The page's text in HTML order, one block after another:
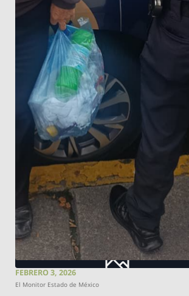
FEBRERO 3, 2026
El Monitor Estado de México